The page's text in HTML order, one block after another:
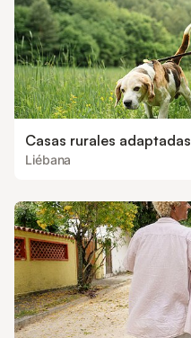
Casas rurales adaptadas
Liébana